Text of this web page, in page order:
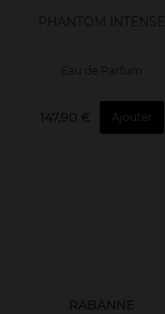
PHANTOM INTENSE
Eau de Parfum
147,90 € Ajouter
RABANNE